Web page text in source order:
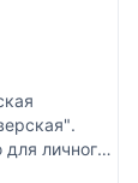
личного